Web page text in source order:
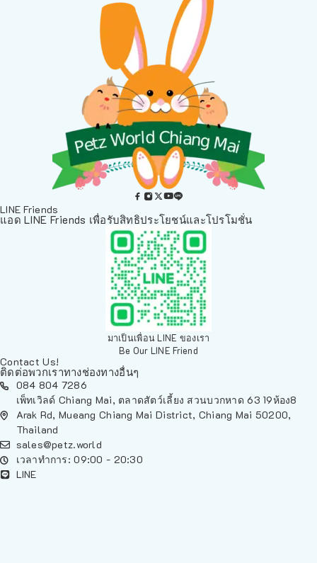
LINE Friends
แอด LINE Friends เพื่อรับสิทธิประโยชน์และโปรโมชั่น
มาเป็นเพื่อน LINE ของเรา
Be Our LINE Friend
Contact Us!
ติดต่อพวกเราทางช่องทางอื่นๆ
084 804 7286
เพ็ทเวิลด์ Chiang Mai, ตลาดสัตว์เลี้ยง สวนบวกหาด 63 19ห้อง8
Arak Rd, Mueang Chiang Mai District, Chiang Mai 50200,
Thailand
sales@petz.world
เวลาทำการ: 09:00 - 20:30
LINE